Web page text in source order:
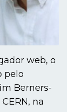
web, o
pelo
Berners-
na